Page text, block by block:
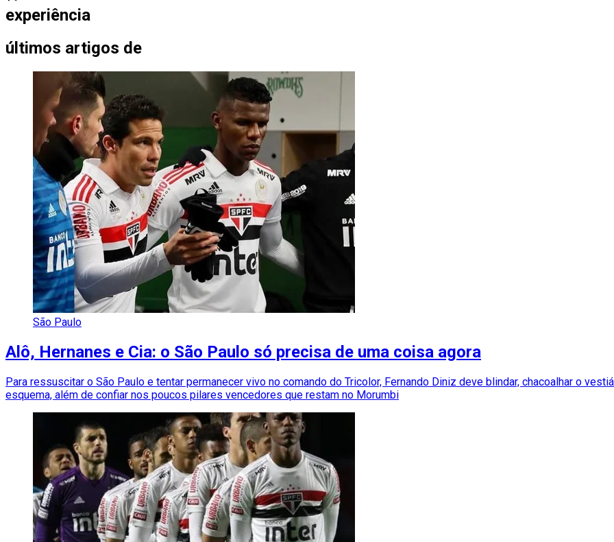
experiência
últimos artigos de
São Paulo
Alô, Hernanes e Cia: o São Paulo só precisa de uma coisa agora
Para ressuscitar o São Paulo e tentar permanecer vivo no comando do Tricolor, Fernando Diniz deve blindar, chacoalhar o
esquema, além de confiar nos poucos pilares vencedores que restam no Morumbi